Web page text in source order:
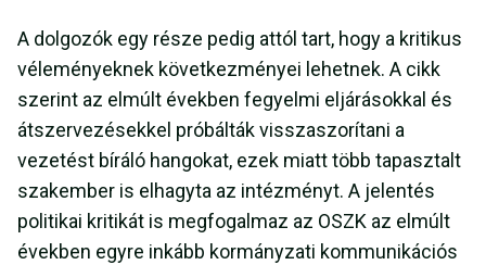
A dolgozók egy része pedig attól tart, hogy a kritikus
véleményeknek következményei lehetnek. A cikk
szerint az elmúlt években fegyelmi eljárásokkal és
átszervezésekkel próbálták visszaszorítani a
vezetést bíráló hangokat, ezek miatt több tapasztalt
szakember is elhagyta az intézményt. A jelentés
politikai kritikát is megfogalmaz az OSZK az elmúlt
években egyre inkább kormányzati kommunikációs